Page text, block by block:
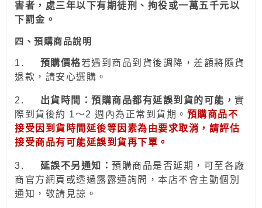
害者，處三年以下有期徒刑、拘役或一萬五千元以
下罰金。
四、預購商品說明
1. 預購價格若遇到 商品到貨後調降，差額將隨貨
退款，請安心選購。
2. 出貨時間：預購商品都有延誤到貨的可能， 實
際到貨後約 1～2 週內為正常到貨期。 預購商品不
接受因到貨時間 延後等因素為由要求取消，請評估
接受商品有可能延誤到貨再下單。
3. 延誤不另通知： 預購商品是否延期，可至各廠
商官方網頁或透過露露通詢問，本店不會主動個別
通知 ，敬請見諒。